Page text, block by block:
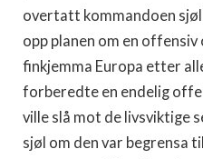
overtatt kommandoen
opp planen om en
finkjemma Europa etter
forberedte en endelig
ville slå mot de livsviktige
sjøl om den var begrensa